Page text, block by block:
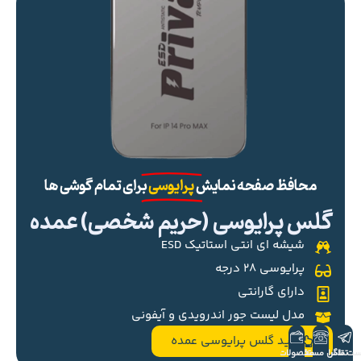
محافظ صفحه نمایشپرایوسیبرای تمام گوشی ها
گلس پرایوسی (حریم شخصی) عمده
شیشه ای انتی استاتیک ESD
پرایوسی ۲۸ درجه
دارای گارانتی
مدل لیست جور اندرویدی و آیفونی
خرید گلس پرایوسی عمده
تلگرام
تماس مستقیم
محصولات